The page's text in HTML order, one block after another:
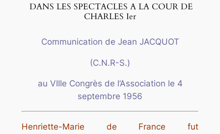
DANS LES SPECTACLES A LA COUR DE
CHARLES Ier
Communication de Jean JACQUOT
(C.N.R-S.)
au VIIIe Congrès de l’Association le 4
septembre 1956
Henriette-Marie de France fut